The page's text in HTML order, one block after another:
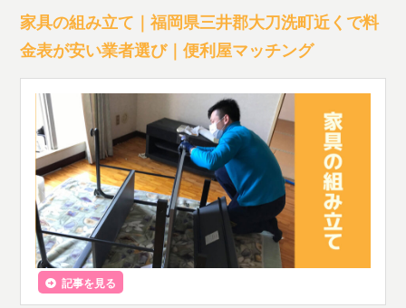
家具の組み立て｜福岡県三井郡大刀洗町近くで料
金表が安い業者選び｜便利屋マッチング
記事を見る